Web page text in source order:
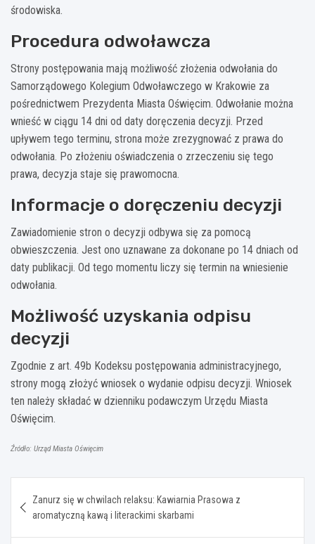
środowiska.
Procedura odwoławcza
Strony postępowania mają możliwość złożenia odwołania do
Samorządowego Kolegium Odwoławczego w Krakowie za
pośrednictwem Prezydenta Miasta Oświęcim. Odwołanie można
wnieść w ciągu 14 dni od daty doręczenia decyzji. Przed
upływem tego terminu, strona może zrezygnować z prawa do
odwołania. Po złożeniu oświadczenia o zrzeczeniu się tego
prawa, decyzja staje się prawomocna.
Informacje o doręczeniu decyzji
Zawiadomienie stron o decyzji odbywa się za pomocą
obwieszczenia. Jest ono uznawane za dokonane po 14 dniach od
daty publikacji. Od tego momentu liczy się termin na wniesienie
odwołania.
Możliwość uzyskania odpisu
decyzji
Zgodnie z art. 49b Kodeksu postępowania administracyjnego,
strony mogą złożyć wniosek o wydanie odpisu decyzji. Wniosek
ten należy składać w dzienniku podawczym Urzędu Miasta
Oświęcim.
Źródło: Urząd Miasta Oświęcim
wpisu
Zanurz się w chwilach relaksu: Kawiarnia Prasowa z
aromatyczną kawą i literackimi skarbami